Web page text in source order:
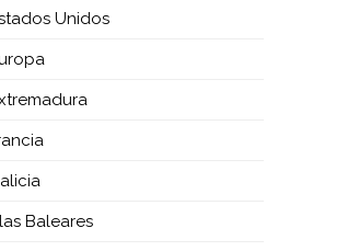
Unidos
Baleares